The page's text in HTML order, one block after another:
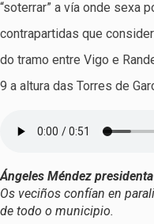
“soterrar” a vía onde sexa
contrapartidas que
do tramo entre Vigo e
9 a altura das Torres de
Ángeles Méndez presidenta
Os veciños confían en
de todo o municipio.